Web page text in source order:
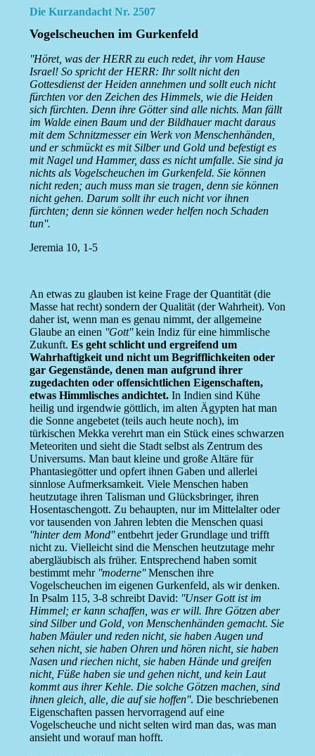
Die Kurzandacht Nr. 2507
Vogelscheuchen im Gurkenfeld
''Höret, was der HERR zu euch redet, ihr vom Hause
Israel! So spricht der HERR: Ihr sollt nicht den
Gottesdienst der Heiden annehmen und sollt euch nicht
fürchten vor den Zeichen des Himmels, wie die Heiden
sich fürchten. Denn ihre Götter sind alle nichts. Man fällt
im Walde einen Baum und der Bildhauer macht daraus
mit dem Schnitzmesser ein Werk von Menschenhänden,
und er schmückt es mit Silber und Gold und befestigt es
mit Nagel und Hammer, dass es nicht umfalle. Sie sind ja
nichts als Vogelscheuchen im Gurkenfeld. Sie können
nicht reden; auch muss man sie tragen, denn sie können
nicht gehen. Darum sollt ihr euch nicht vor ihnen
fürchten; denn sie können weder helfen noch Schaden
tun''.
Jeremia 10, 1-5
An etwas zu glauben ist keine Frage der Quantität (die
Masse hat recht) sondern der Qualität (der Wahrheit). Von
daher ist, wenn man es genau nimmt, der allgemeine
Glaube an einen ''Gott''kein Indiz für eine himmlische
Zukunft. Es geht schlicht und ergreifend um
Wahrhaftigkeit und nicht um Begrifflichkeiten oder
gar Gegenstände, denen man aufgrund ihrer
zugedachten oder offensichtlichen Eigenschaften,
etwas Himmlisches andichtet.In Indien sind Kühe
heilig und irgendwie göttlich, im alten Ägypten hat man
die Sonne angebetet (teils auch heute noch), im
türkischen Mekka verehrt man ein Stück eines schwarzen
Meteoriten und sieht die Stadt selbst als Zentrum des
Universums. Man baut kleine und große Altäre für
Phantasiegötter und opfert ihnen Gaben und allerlei
sinnlose Aufmerksamkeit. Viele Menschen haben
heutzutage ihren Talisman und Glücksbringer, ihren
Hosentaschengott. Zu behaupten, nur im Mittelalter oder
vor tausenden von Jahren lebten die Menschen quasi
''hinter dem Mond''entbehrt jeder Grundlage und trifft
nicht zu. Vielleicht sind die Menschen heutzutage mehr
abergläubisch als früher. Entsprechend haben somit
bestimmt mehr ''moderne''Menschen ihre
Vogelscheuchen im eigenen Gurkenfeld, als wir denken.
In Psalm 115, 3-8 schreibt David: ''Unser Gott ist im
Himmel; er kann schaffen, was er will. Ihre Götzen aber
sind Silber und Gold, von Menschenhänden gemacht. Sie
haben Mäuler und reden nicht, sie haben Augen und
sehen nicht, sie haben Ohren und hören nicht, sie haben
Nasen und riechen nicht, sie haben Hände und greifen
nicht, Füße haben sie und gehen nicht, und kein Laut
kommt aus ihrer Kehle. Die solche Götzen machen, sind
ihnen gleich, alle, die auf sie hoffen''. Die beschriebenen
Eigenschaften passen hervorragend auf eine
Vogelscheuche und nicht selten wird man das, was man
ansieht und worauf man hofft.